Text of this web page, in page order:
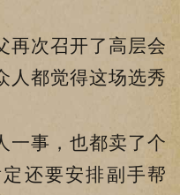
次召开了高层会
人都觉得这场选秀
事，也都卖了个
还要安排副手帮